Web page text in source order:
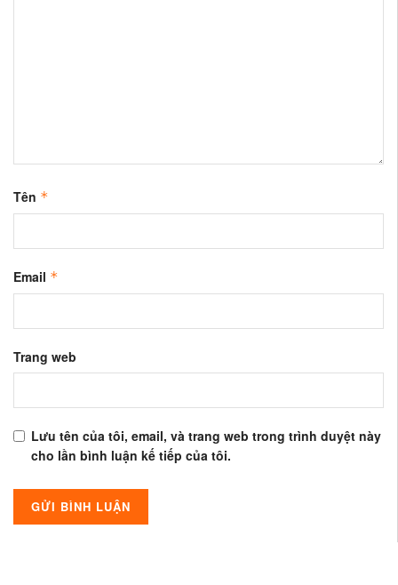
Tên *
Email *
Trang web
Lưu tên của tôi, email, và trang web trong trình duyệt này
cho lần bình luận kế tiếp của tôi.